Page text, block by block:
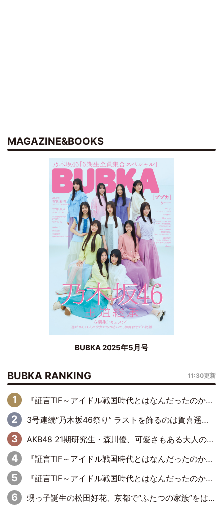
MAGAZINE&BOOKS
BUBKA 2025年5月号
BUBKA RANKING 11:30更新
『証言TIF～アイドル戦国時代とはなんだったのか～』第6回：でんぱ組.inc・古川未鈴×相沢梨紗「『ハロプロやりたかったな』って言ったら、夢眠ねむさんに『てめえはでんぱ組．incなんだよ！』って肩パンされて(笑)」
3号連続“乃木坂46祭り” ラストを飾るのは賀喜遥香…5年ぶりの登場に「5年分大人になった私を見ていただけたら」
AKB48 21期研究生・森川優、可愛さもある大人の女性に
『証言TIF～アイドル戦国時代とはなんだったのか～』第11回：私立恵比寿中学・真山りか×安本彩花「TIFで10年ぶりのキョンシーメイクをしたら、場を完全に引かせてしまって。時代が変わったんだなって」
『証言TIF～アイドル戦国時代とはなんだったのか～』第10回：さくら学院・武藤彩未×飯田らうら「正直、中3で辞めるというのを信じてなくて。そう言われてはいたけど、嘘でしょって」
甥っ子誕生の松田好花、京都で“ふたつの家族”をはしご！ “母”黒谷友香に見送られ、“父”松岡昌宏とはハシゴ酒